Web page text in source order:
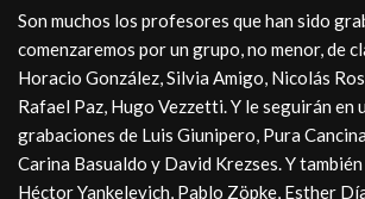
Son muchos los profesores que han sido
comenzaremos por un grupo, no menor, de
Horacio González, Silvia Amigo, Nicolás
Rafael Paz, Hugo Vezzetti. Y le seguirán en
grabaciones de Luis Giunipero, Pura
Carina Basualdo y David Krezses. Y
Héctor Yankelevich, Pablo Zöpke, Esther